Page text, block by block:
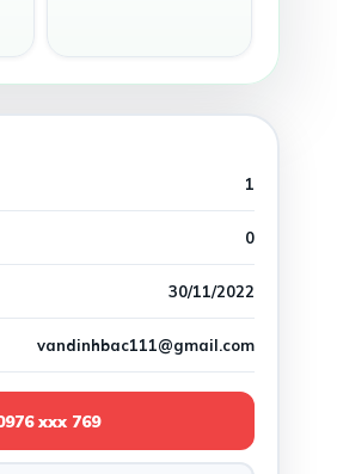
1
0
30/11/2022
vandinhbac111@gmail.com
xxx 769